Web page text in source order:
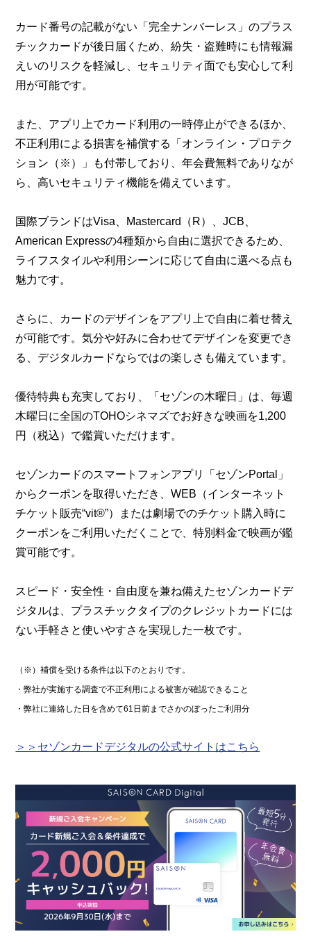
カード番号の記載がない「完全ナンバーレス」のプラス
チックカードが後日届くため、紛失・盗難時にも情報漏
えいのリスクを軽減し、セキュリティ面でも安心して利
用が可能です。
また、アプリ上でカード利用の一時停止ができるほか、
不正利用による損害を補償する「オンライン・プロテク
ション（※）」も付帯しており、年会費無料でありなが
ら、高いセキュリティ機能を備えています。
国際ブランドはVisa、Mastercard（R）、JCB、
American Expressの4種類から自由に選択できるため、
ライフスタイルや利用シーンに応じて自由に選べる点も
魅力です。
さらに、カードのデザインをアプリ上で自由に着せ替え
が可能です。気分や好みに合わせてデザインを変更でき
る、デジタルカードならではの楽しさも備えています。
優待特典も充実しており、「セゾンの木曜日」は、毎週
木曜日に全国のTOHOシネマズでお好きな映画を1,200
円（税込）で鑑賞いただけます。
セゾンカードのスマートフォンアプリ「セゾンPortal」
からクーポンを取得いただき、WEB（インターネット
チケット販売“vit®”）または劇場でのチケット購入時に
クーポンをご利用いただくことで、特別料金で映画が鑑
賞可能です。
スピード・安全性・自由度を兼ね備えたセゾンカードデ
ジタルは、プラスチックタイプのクレジットカードには
ない手軽さと使いやすさを実現した一枚です。
（※）補償を受ける条件は以下のとおりです。
・弊社が実施する調査で不正利用による被害が確認できること
・弊社に連絡した日を含めて61日前までさかのぼったご利用分
＞＞セゾンカードデジタルの公式サイトはこちら